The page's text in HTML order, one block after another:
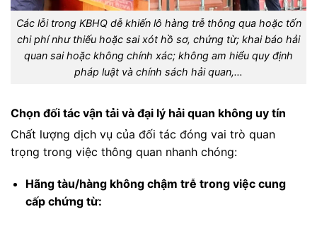
Các lỗi trong KBHQ dễ khiến lô hàng trễ thông qua hoặc tốn
chi phí như thiếu hoặc sai xót hồ sơ, chứng từ; khai báo hải
quan sai hoặc không chính xác; không am hiểu quy định
pháp luật và chính sách hải quan,…
Chọn đối tác vận tải và đại lý hải quan không uy tín
Chất lượng dịch vụ của đối tác đóng vai trò quan
trọng trong việc thông quan nhanh chóng:
Hãng tàu/hàng không chậm trễ trong việc cung
cấp chứng từ: